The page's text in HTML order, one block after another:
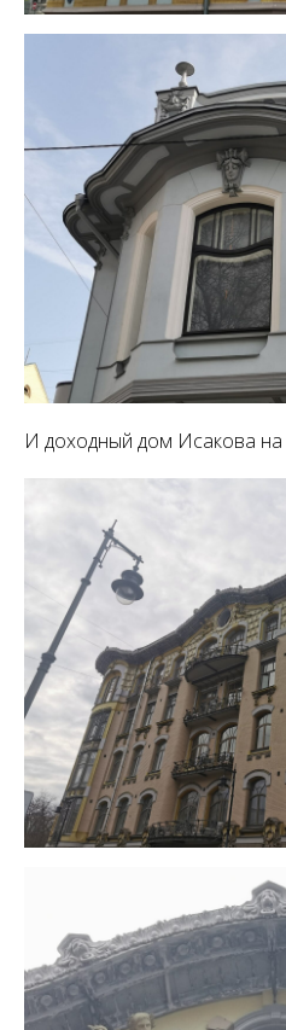
И доходный дом Исакова на